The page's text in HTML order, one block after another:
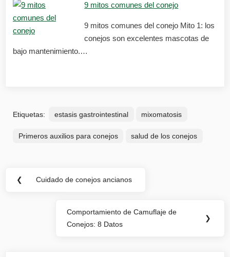
9 mitos comunes del conejo
9 mitos comunes del conejo Mito 1: los
conejos son excelentes mascotas de
bajo mantenimiento.…
Etiquetas: estasis gastrointestinal mixomatosis
Primeros auxilios para conejos salud de los conejos
Navegación
❮
Previous
Cuidado de conejos ancianos
Next
Post:
Comportamiento de Camuflaje de
Conejos: 8 Datos
❯